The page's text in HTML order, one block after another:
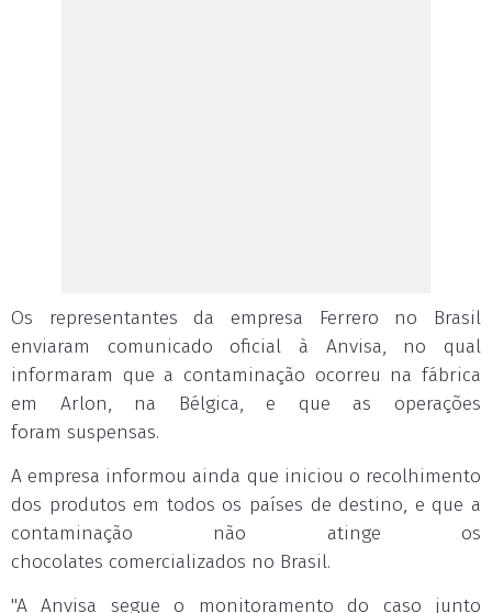
Os representantes da empresa Ferrero no Brasil
enviaram comunicado oficial à Anvisa, no qual
informaram que a contaminação ocorreu na fábrica
em Arlon, na Bélgica, e que as operações
foram suspensas.
A empresa informou ainda que iniciou o recolhimento
dos produtos em todos os países de destino, e que a
contaminação não atinge os
chocolates comercializados no Brasil.
"A Anvisa segue o monitoramento do caso junto